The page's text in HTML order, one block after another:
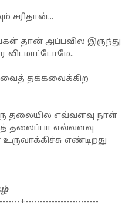
சரிதான்...
தான் அப்பவில இருந்து
விடமாட்டோமே..
தக்கவைக்கிற
தலையில எவ்வளவு நாள்
தலைப்பா எவ்வளவு
எண்டிறது
+-------------------------